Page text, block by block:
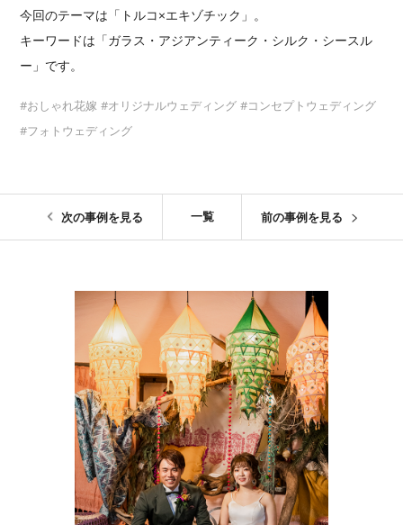
今回のテーマは「トルコ×エキゾチック」。
キーワードは「ガラス・アジアンティーク・シルク・シースル
ー」です。
おしゃれ花嫁 オリジナルウェディング
コンセプトウェディング
フォトウェディング
次の事例を見る 一覧 前の事例を見る